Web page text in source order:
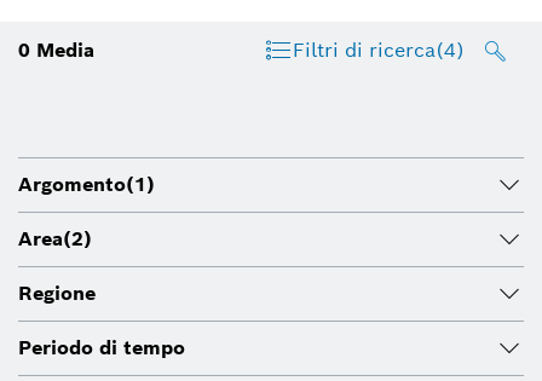
0 Media Filtri di ricerca(4)
Argomento(1)
Area(2)
Regione
Periodo di tempo